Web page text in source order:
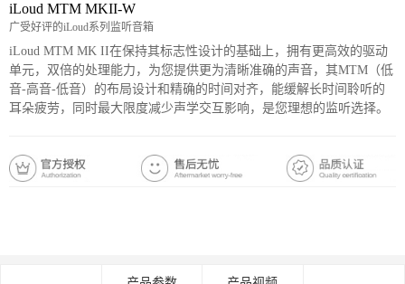
iLoud MTM MKII-W
广受好评的iLoud系列监听音箱
iLoud MTM MK II在保持其标志性设计的基础上，拥有更高效的驱动
单元，双倍的处理能力，为您提供更为清晰准确的声音，其MTM（低
音-高音-低音）的布局设计和精确的时间对齐，能缓解长时间聆听的
耳朵疲劳，同时最大限度减少声学交互影响，是您理想的监听选择。